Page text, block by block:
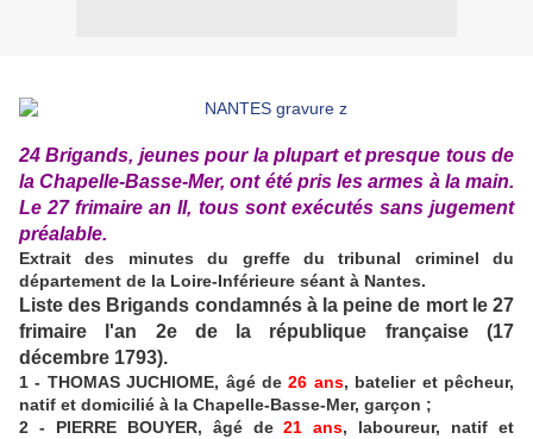
24 Brigands, jeunes pour la plupart et presque tous de
la Chapelle-Basse-Mer, ont été pris les armes à la main.
Le 27 frimaire an II, tous sont exécutés sans jugement
préalable.
Extrait des minutes du greffe du tribunal criminel du
département de la Loire-Inférieure séant à Nantes.
Liste des Brigands condamnés à la peine de mort le 27
frimaire l'an 2e de la république française (17
décembre 1793).
1 - THOMAS JUCHIOME, âgé de26 ans, batelier et pêcheur,
natif et domicilié à la Chapelle-Basse-Mer, garçon ;
2 - PIERRE BOUYER, âgé de21 ans, laboureur, natif et